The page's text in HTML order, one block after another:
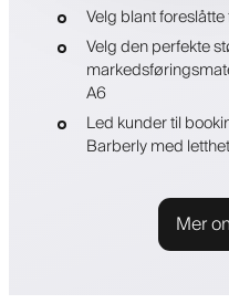
Velg blant
Velg den perfekte
A6
Led kunder til
Barberly med letthet
Mer